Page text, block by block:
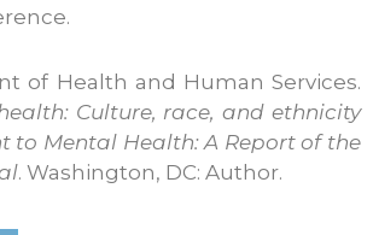
of Health and Human Services.
Culture, race, and ethnicity
to Mental Health: A Report of the
. Washington, DC: Author.